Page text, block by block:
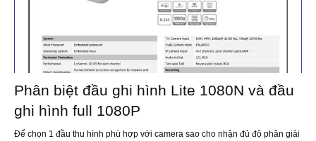
Phân biệt đầu ghi hình Lite 1080N và đầu
ghi hình full 1080P
Để chọn 1 đầu thu hình phù hợp với camera sao cho nhận đủ độ phân giải